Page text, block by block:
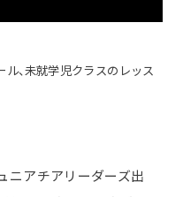
、未就学児クラスのレッス
ニアチアリーダーズ出